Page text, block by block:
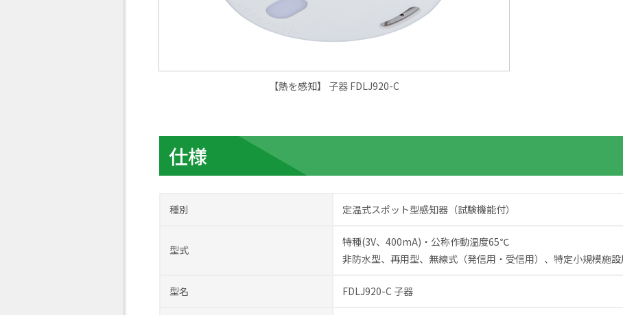
【熱を感知】 子器 FDLJ920-C
仕様
種別 定温式スポット型感知器（試験機能付）
型式
特種(3V、400mA)・公称作動温度65℃
非防水型、再用型、無線式（発信用・受信用）、特定小規模施
型名 FDLJ920-C 子器